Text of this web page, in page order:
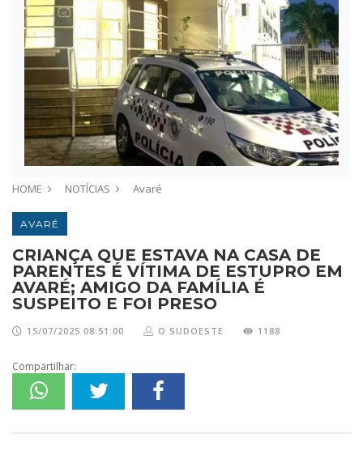
HOME NOTÍCIAS Avaré
AVARÉ
CRIANÇA QUE ESTAVA NA CASA DE
PARENTES É VÍTIMA DE ESTUPRO EM
AVARÉ; AMIGO DA FAMÍLIA É
SUSPEITO E FOI PRESO
15/07/2025 08:51:00 O SUDOESTE 1188
Compartilhar: